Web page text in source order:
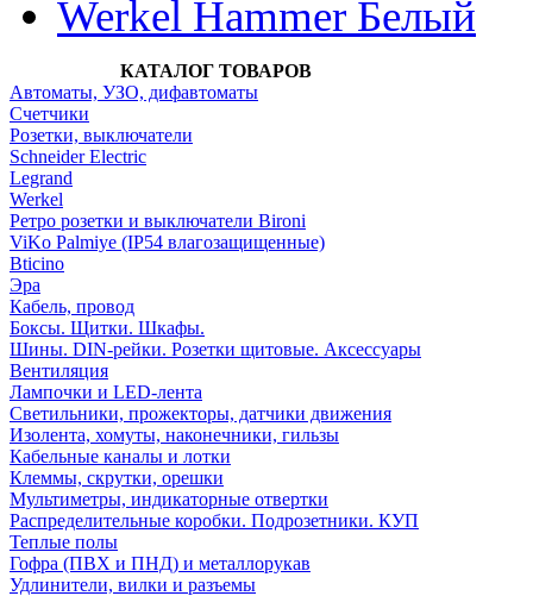
Werkel Hammer Белый
КАТАЛОГ ТОВАРОВ
Автоматы, УЗО, дифавтоматы
Счетчики
Розетки, выключатели
Schneider Electric
Legrand
Werkel
Ретро розетки и выключатели Bironi
ViKo Palmiye (IP54 влагозащищенные)
Bticino
Эра
Кабель, провод
Боксы. Щитки. Шкафы.
Шины. DIN-рейки. Розетки щитовые. Аксессуары
Вентиляция
Лампочки и LED-лента
Светильники, прожекторы, датчики движения
Изолента, хомуты, наконечники, гильзы
Кабельные каналы и лотки
Клеммы, скрутки, орешки
Мультиметры, индикаторные отвертки
Распределительные коробки. Подрозетники. КУП
Теплые полы
Гофра (ПВХ и ПНД) и металлорукав
Удлинители, вилки и разъемы